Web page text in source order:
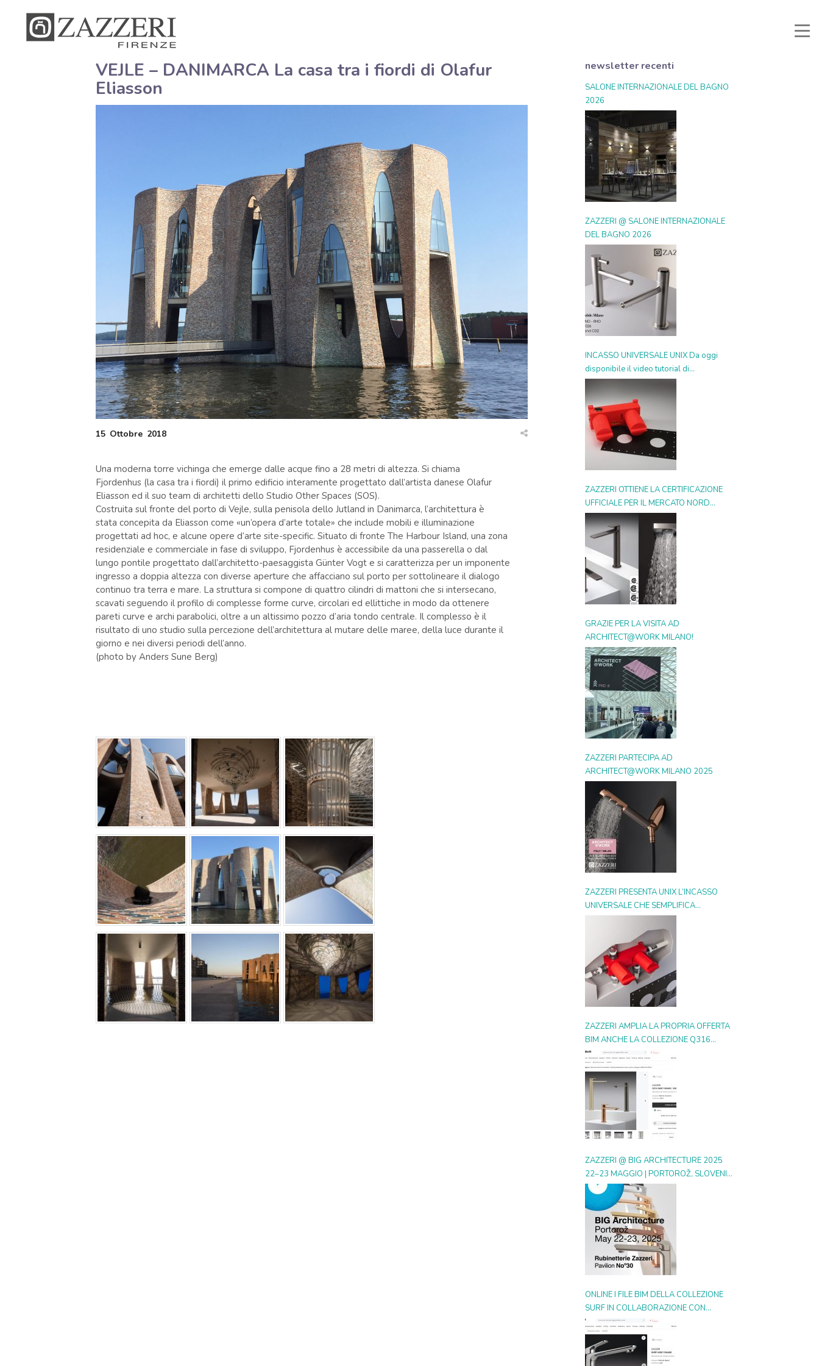
VEJLE – DANIMARCA La casa tra i fiordi di Olafur
Eliasson
15 Ottobre 2018
Una moderna torre vichinga che emerge dalle acque fino a 28 metri di altezza. Si chiama
Fjordenhus (la casa tra i fiordi) il primo edificio interamente progettato dall’artista danese Olafur
Eliasson ed il suo team di architetti dello Studio Other Spaces (SOS).
Costruita sul fronte del porto di Vejle, sulla penisola dello Jutland in Danimarca, l’architettura è
stata concepita da Eliasson come «un’opera d’arte totale» che include mobili e illuminazione
progettati ad hoc, e alcune opere d’arte site-specific. Situato di fronte The Harbour Island, una zona
residenziale e commerciale in fase di sviluppo, Fjordenhus è accessibile da una passerella o dal
lungo pontile progettato dall’architetto-paesaggista Günter Vogt e si caratterizza per un imponente
ingresso a doppia altezza con diverse aperture che affacciano sul porto per sottolineare il dialogo
continuo tra terra e mare. La struttura si compone di quattro cilindri di mattoni che si intersecano,
scavati seguendo il profilo di complesse forme curve, circolari ed ellittiche in modo da ottenere
pareti curve e archi parabolici, oltre a un altissimo pozzo d’aria tondo centrale. Il complesso è il
risultato di uno studio sulla percezione dell’architettura al mutare delle maree, della luce durante il
giorno e nei diversi periodi dell’anno.
(photo by Anders Sune Berg)
newsletter recenti
SALONE INTERNAZIONALE DEL BAGNO
2026
ZAZZERI @ SALONE INTERNAZIONALE
DEL BAGNO 2026
INCASSO UNIVERSALE UNIX Da oggi
disponibile il video tutorial di
installazione
ZAZZERI OTTIENE LA CERTIFICAZIONE
UFFICIALE PER IL MERCATO NORD
AMERICANO
GRAZIE PER LA VISITA AD
ARCHITECT@WORK MILANO!
ZAZZERI PARTECIPA AD
ARCHITECT@WORK MILANO 2025
ZAZZERI PRESENTA UNIX L’INCASSO
UNIVERSALE CHE SEMPLIFICA
L’INSTALLAZIONE, SI ADATTA A OGNI
STILE E MOLTIPLICA LE POSSIBILITÀ
D’USO
ZAZZERI AMPLIA LA PROPRIA OFFERTA
BIM ANCHE LA COLLEZIONE Q316
ENTRA NELLA GALLERIA DIGITALE SU
ARCHIPRODUCTS
ZAZZERI @ BIG ARCHITECTURE 2025
22–23 MAGGIO | PORTOROŽ, SLOVENIA
| BOOTH 30
ONLINE I FILE BIM DELLA COLLEZIONE
SURF IN COLLABORAZIONE CON
ARCHIPRODUCTS.COM